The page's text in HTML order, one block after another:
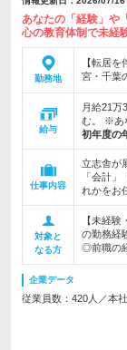
あなたの「経験」や
心の教育体制で未経
勤務地
【転居
宮・千葉
給与
月給21万
む。 ※あ
初年度の
仕事内容
立志舎が
「会計
れかをお
対象と
なる方
【未経
の勤務経
◎前職の
企業データ
従業員数：420人／本